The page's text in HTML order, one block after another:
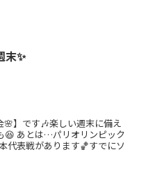
末✨
🌸】です🎶楽しい週末に備え
😆 あとは…パリオリンピック
代表戦があります🏀すでにソ